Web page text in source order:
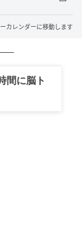
さんの食事
いましたが、
う金額は私
ちも、驚い
カレンダーに移動します
間に脳ト